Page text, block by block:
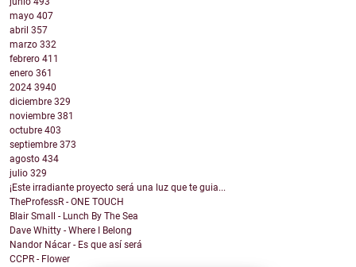
mayo 407
abril 357
marzo 332
febrero 411
enero 361
2024 3940
diciembre 329
noviembre 381
octubre 403
septiembre 373
agosto 434
julio 329
¡Este irradiante proyecto será una luz que te guia...
TheProfessR - ONE TOUCH
Blair Small - Lunch By The Sea
Dave Whitty - Where I Belong
Nandor Nácar - Es que así será
CCPR - Flower